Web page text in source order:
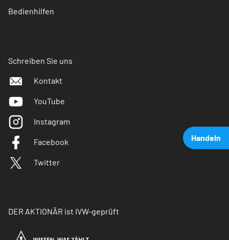
Handeln
Bedienhilfen
Schreiben Sie uns
Kontakt
YouTube
Instagram
Facebook
Twitter
DER AKTIONÄR ist IVW-geprüft